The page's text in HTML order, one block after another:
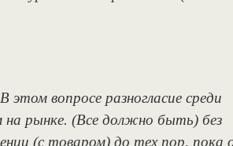
вопросе разногласие среди
на рынке. (Все должно быть) без
(с товаром) до тех пор, пока